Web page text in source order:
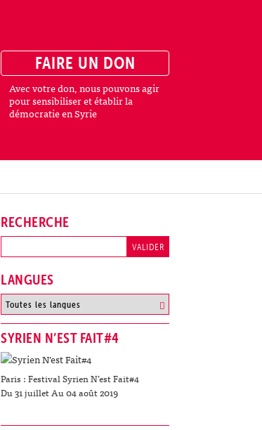
FAIRE UN DON
Avec votre don, nous pouvons agir
pour sensibiliser et établir la
démocratie en Syrie
RECHERCHE
LANGUES
SYRIEN N’EST FAIT#4
Paris : Festival Syrien N’est Fait#4
Du 31 juillet Au 04 août 2019